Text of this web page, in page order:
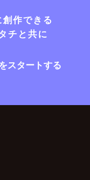
作できる
チと共に
スタートする